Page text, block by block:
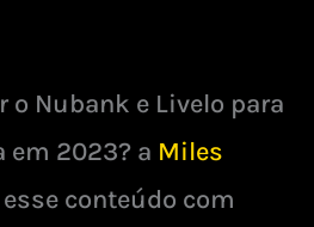
Nubank e Livelo para
em 2023? a Miles
conteúdo com